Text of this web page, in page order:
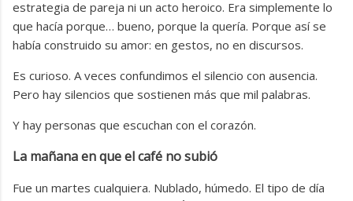
estrategia de pareja ni un acto heroico. Era simplemente lo
que hacía porque… bueno, porque la quería. Porque así se
había construido su amor: en gestos, no en discursos.
Es curioso. A veces confundimos el silencio con ausencia.
Pero hay silencios que sostienen más que mil palabras.
Y hay personas que escuchan con el corazón.
La mañana en que el café no subió
Fue un martes cualquiera. Nublado, húmedo. El tipo de día